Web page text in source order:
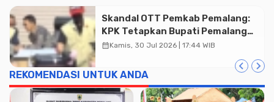
Skandal OTT Pemkab Pemalang:
KPK Tetapkan Bupati Pemalang
dan Oknum Staf Internal Sebagai
Miliar
calendar_monthKamis, 30 Jul 2026 | 17:44 WIB
REKOMENDASI UNTUK ANDA